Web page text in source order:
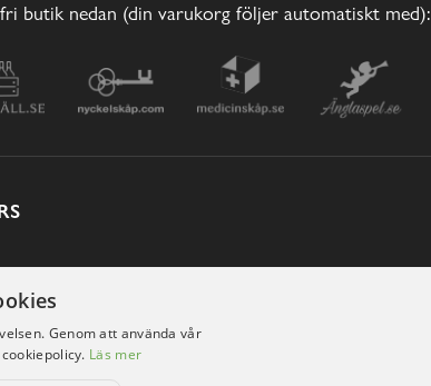
butik nedan (din varukorg följer automatiskt med):
Genom att använda vår
Läs mer